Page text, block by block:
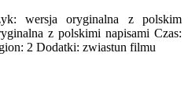
wersja oryginalna z polskim
z polskimi napisami Czas:
2 Dodatki: zwiastun filmu